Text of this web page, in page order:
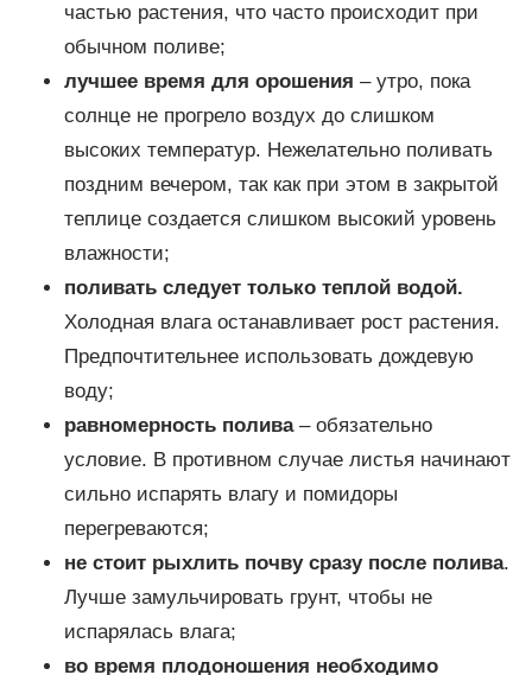
частью растения, что часто происходит при
обычном поливе;
лучшее время для орошения – утро, пока
солнце не прогрело воздух до слишком
высоких температур. Нежелательно поливать
поздним вечером, так как при этом в закрытой
теплице создается слишком высокий уровень
влажности;
поливать следует только теплой водой.
Холодная влага останавливает рост растения.
Предпочтительнее использовать дождевую
воду;
равномерность полива– обязательно
условие. В противном случае листья начинают
сильно испарять влагу и помидоры
перегреваются;
не стоит рыхлить почву сразу после полива.
Лучше замульчировать грунт, чтобы не
испарялась влага;
во время плодоношения необходимо